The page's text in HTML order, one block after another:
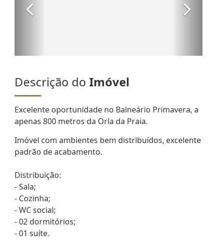
Descrição do Imóvel
Excelente oportunidade no Balneário Primavera, a
apenas 800 metros da Orla da Praia.
Imóvel com ambientes bem distribuídos, excelente
padrão de acabamento.
Distribuição:
- Sala;
- Cozinha;
- WC social;
- 02 dormitórios;
- 01 suíte.